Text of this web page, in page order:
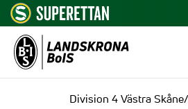
Division 4 Västra